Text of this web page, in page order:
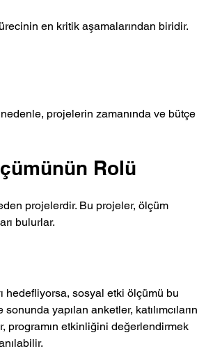
en kritik aşamalarından biridir.
projelerin zamanında ve bütçe
Rolü
projelerdir. Bu projeler, ölçüm
bulurlar.
hedefliyorsa, sosyal etki ölçümü bu
yapılan anketler, katılımcıların
programın etkinliğini değerlendirmek